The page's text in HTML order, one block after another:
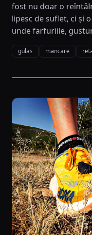
fost nu doar o
lipesc de suflet, ci și
unde farfuriile,
gulas mancare